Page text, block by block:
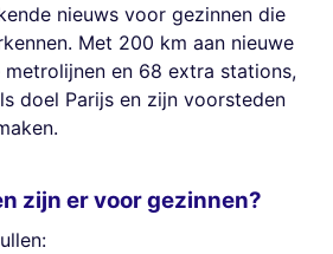
nieuws voor gezinnen die
Met 200 km aan nieuwe
en 68 extra stations,
doel Parijs en zijn voorsteden
zijn er voor gezinnen?